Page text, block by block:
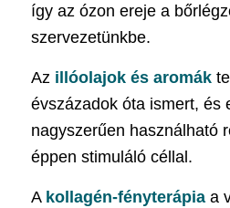
így az ózon ereje a
szervezetünkbe.
Az illóolajok és aromák
évszázadok óta ismert, és
nagyszerűen használható
éppen stimuláló céllal.
A kollagén-fényterápiaa